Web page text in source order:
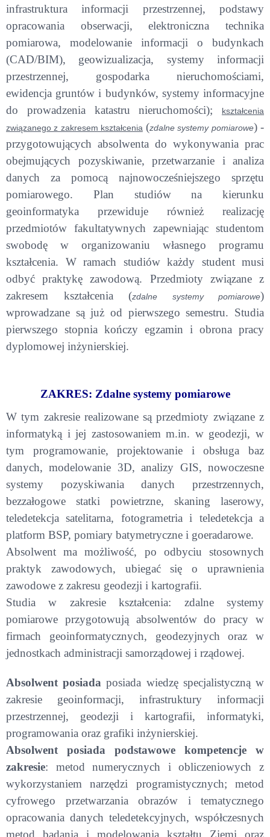
infrastruktura informacji przestrzennej, podstawy
opracowania obserwacji, elektroniczna technika
pomiarowa, modelowanie informacji o budynkach
(CAD/BIM), geowizualizacja, systemy informacji
przestrzennej, gospodarka nieruchomościami,
ewidencja gruntów i budynków, systemy informacyjne
do prowadzenia katastru nieruchomości);
kształcenia
związanego z zakresem kształcenia (zdalne systemy pomiarowe) -
przygotowujących absolwenta do wykonywania prac
obejmujących pozyskiwanie, przetwarzanie i analiza
danych za pomocą najnowocześniejszego sprzętu
pomiarowego. Plan studiów na kierunku
geoinformatyka przewiduje również realizację
przedmiotów fakultatywnych zapewniając studentom
swobodę w organizowaniu własnego programu
kształcenia. W ramach studiów każdy student musi
odbyć praktykę zawodową. Przedmioty związane z
zakresem kształcenia (zdalne systemy pomiarowe)
wprowadzane są już od pierwszego semestru. Studia
pierwszego stopnia kończy egzamin i obrona pracy
dyplomowej inżynierskiej.
ZAKRES: Zdalne systemy pomiarowe
W tym zakresie realizowane są przedmioty związane z
informatyką i jej zastosowaniem m.in. w geodezji, w
tym programowanie, projektowanie i obsługa baz
danych, modelowanie 3D, analizy GIS, nowoczesne
systemy pozyskiwania danych przestrzennych,
bezzałogowe statki powietrzne, skaning laserowy,
teledetekcja satelitarna, fotogrametria i teledetekcja a
platform BSP, pomiary batymetryczne i goeradarowe.
Absolwent ma możliwość, po odbyciu stosownych
praktyk zawodowych, ubiegać się o uprawnienia
zawodowe z zakresu geodezji i kartografii.
Studia w zakresie kształcenia: zdalne systemy
pomiarowe przygotowują absolwentów do pracy w
firmach geoinformatycznych, geodezyjnych oraz w
jednostkach administracji samorządowej i rządowej.
Absolwent posiada posiada wiedzę specjalistyczną w
zakresie geoinformacji, infrastruktury informacji
przestrzennej, geodezji i kartografii, informatyki,
programowania oraz grafiki inżynierskiej.
Absolwent posiada podstawowe kompetencje w
zakresie: metod numerycznych i obliczeniowych z
wykorzystaniem narzędzi programistycznych; metod
cyfrowego przetwarzania obrazów i tematycznego
opracowania danych teledetekcyjnych, współczesnych
metod badania i modelowania kształtu Ziemi oraz